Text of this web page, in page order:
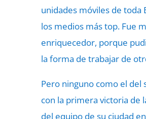
unidades móviles de toda
los medios más top. Fue
enriquecedor, porque
la forma de trabajar de
Pero ninguno como el del
con la primera victoria de
del equipo de su ciudad